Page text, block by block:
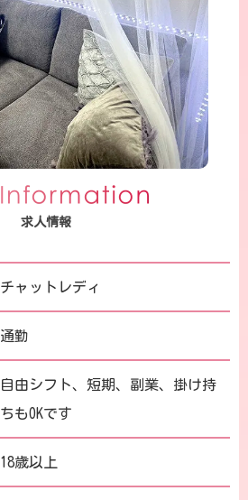
求人情報
チャットレディ
通勤
自由シフト、短期、副業、掛け持
ちもOKです
18歳以上